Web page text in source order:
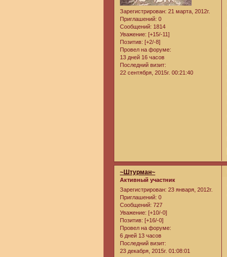
Зарегистрирован: 21 марта, 2012г.
Приглашений: 0
Сообщений: 1814
Уважение: [+15/-11]
Позитив: [+2/-8]
Провел на форуме:
13 дней 16 часов
Последний визит:
22 сентября, 2015г. 00:21:40
~Штурман~
Активный участник
Зарегистрирован: 23 января, 2012г.
Приглашений: 0
Сообщений: 727
Уважение: [+10/-0]
Позитив: [+16/-0]
Провел на форуме:
6 дней 13 часов
Последний визит:
23 декабря, 2015г. 01:08:01